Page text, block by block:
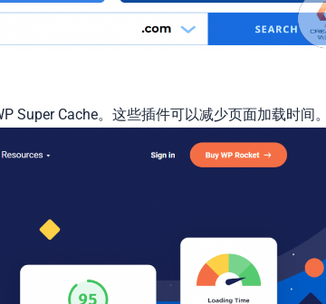
Super Cache。这些插件可以减少页面加载时间。